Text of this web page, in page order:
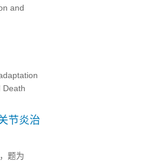
and
Death
节炎治
题为